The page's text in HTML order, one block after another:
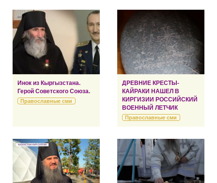
Инок из Кыргызстана.
Герой Советского Союза.
Православные сми
ДРЕВНИЕ КРЕСТЫ-
КАЙРАКИ НАШЕЛ В
КИРГИЗИИ РОССИЙСКИЙ
ВОЕННЫЙ ЛЕТЧИК
Православные сми